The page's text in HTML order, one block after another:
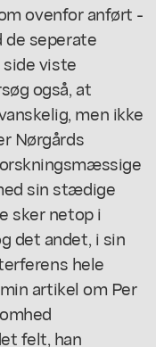
ovenfor anført -
de seperate
side viste
også, at
men ikke
Nørgårds
sin stædige
sker netop i
det andet, i sin
hele
artikel om Per
felt, han